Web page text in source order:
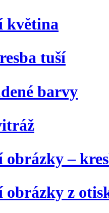
květina
tuší
barvy
–
z